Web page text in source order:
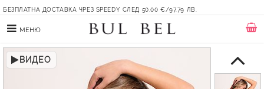
БЕЗПЛАТНА ДОСТАВКА ЧРЕЗ SPEEDY СЛЕД 50.00 €/97.79 ЛВ.
МЕНЮ
ВИДЕО